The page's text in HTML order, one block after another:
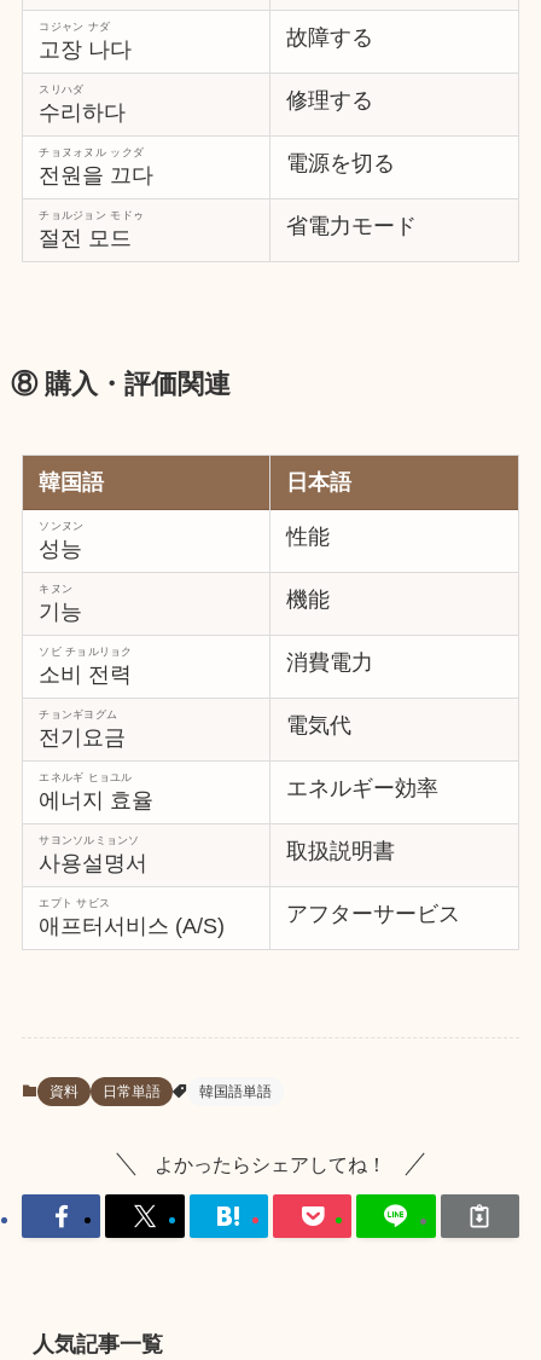
고장 나다
コジャン ナダ 故障する
수리하다
スリハダ 修理する
전원을 끄다
チョヌォヌル ックダ 電源を切る
절전 모드
チョルジョン モドゥ 省電力モード
⑧ 購入・評価関連
韓国語 日本語
성능
ソンヌン 性能
기능
キヌン 機能
소비 전력
ソビ チョルリョク 消費電力
전기요금
チョンギヨグム 電気代
에너지 효율
エネルギ ヒョユル エネルギー効率
사용설명서
サヨンソルミョンソ 取扱説明書
애프터서비스 (A/S)
エプト サビス アフターサービス
資料 日常単語 韓国語単語
よかったらシェアしてね！
人気記事一覧